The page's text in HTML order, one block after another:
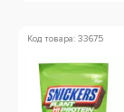
Код товара: 33675